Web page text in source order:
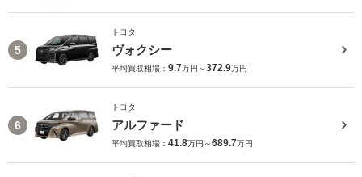
5
トヨタ
ヴォクシー
平均買取相場： 9.7万円～372.9万円
6
トヨタ
アルファード
平均買取相場： 41.8万円～689.7万円